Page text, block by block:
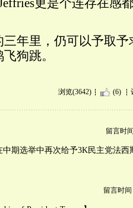
更是个连存在感
三年里，仍可以予取
狗跳。
浏览(3642) (6)
留言时
中期选举中再次给予3K民主党法西
留言时间